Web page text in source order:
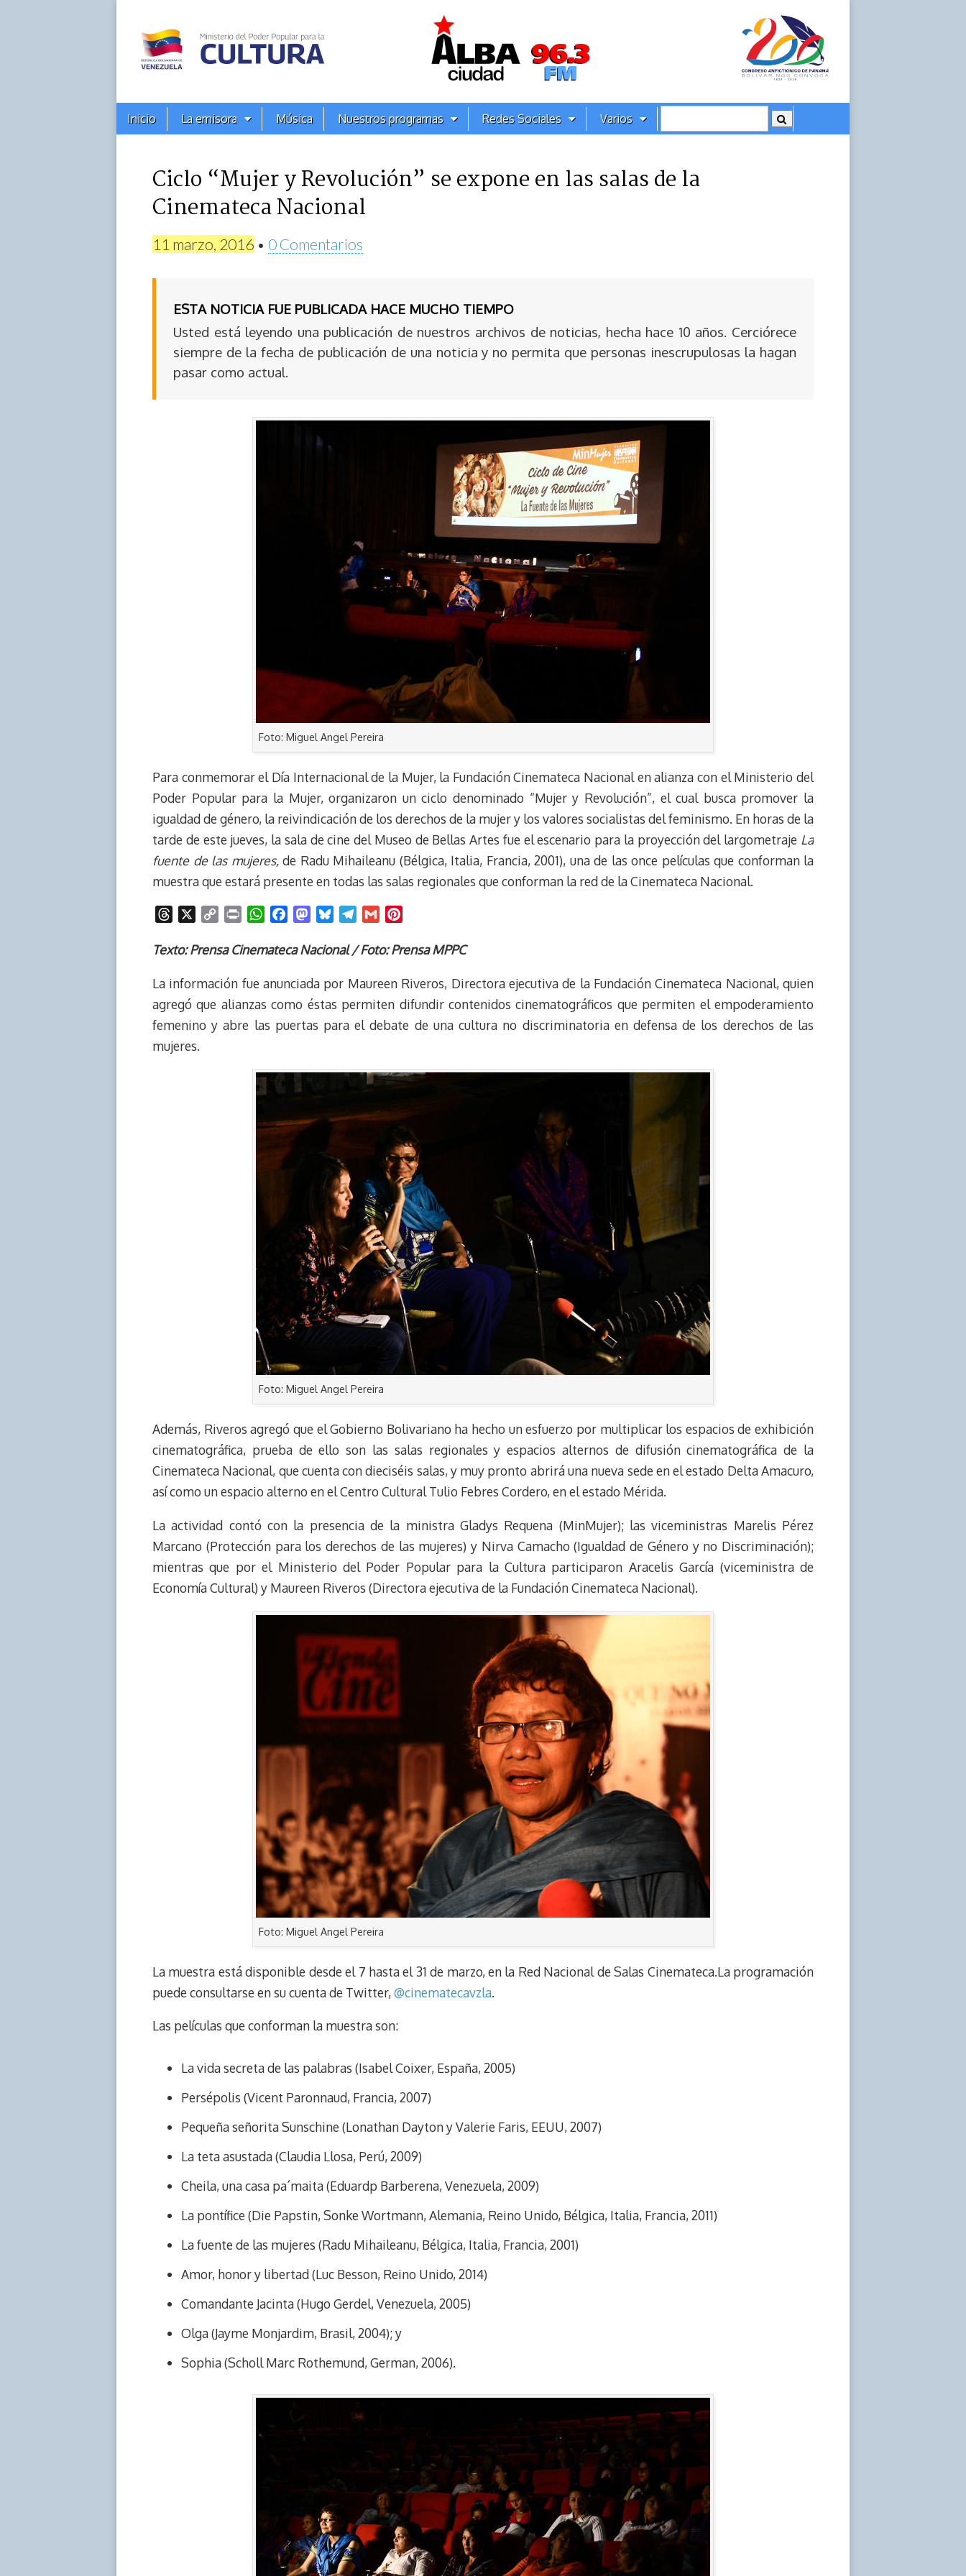
Alba
Ciudad
96.3
FM
Menú
principal
Inicio La emisora Música Nuestros programas Redes Sociales Varios
Ciclo “Mujer y Revolución” se expone en las salas de la
Cinemateca Nacional
11 marzo, 2016 • 0 Comentarios
ESTA NOTICIA FUE PUBLICADA HACE MUCHO TIEMPO
Usted está leyendo una publicación de nuestros archivos de noticias, hecha hace 10 años. Cerciórece
siempre de la fecha de publicación de una noticia y no permita que personas inescrupulosas la hagan
pasar como actual.
Foto: Miguel Angel Pereira
Para conmemorar el Día Internacional de la Mujer, la Fundación Cinemateca Nacional en alianza con el Ministerio del
Poder Popular para la Mujer, organizaron un ciclo denominado “Mujer y Revolución”, el cual busca promover la
igualdad de género, la reivindicación de los derechos de la mujer y los valores socialistas del feminismo. En horas de la
tarde de este jueves, la sala de cine del Museo de Bellas Artes fue el escenario para la proyección del largometraje La
fuente de las mujeres,de Radu Mihaileanu (Bélgica, Italia, Francia, 2001), una de las once películas que conforman la
muestra que estará presente en todas las salas regionales que conforman la red de la Cinemateca Nacional.
r
a
d
p
L
k
i
t
W
a
s
A
p
c
b
o
k
M
s
o
d
n
u
s
k
l
g
r
a
m
a
l
n
e
r
s
Texto: Prensa Cinemateca Nacional / Foto: Prensa MPPC
La información fue anunciada por Maureen Riveros, Directora ejecutiva de la Fundación Cinemateca Nacional, quien
agregó que alianzas como éstas permiten difundir contenidos cinematográficos que permiten el empoderamiento
femenino y abre las puertas para el debate de una cultura no discriminatoria en defensa de los derechos de las
mujeres.
Foto: Miguel Angel Pereira
Además, Riveros agregó que el Gobierno Bolivariano ha hecho un esfuerzo por multiplicar los espacios de exhibición
cinematográfica, prueba de ello son las salas regionales y espacios alternos de difusión cinematográfica de la
Cinemateca Nacional, que cuenta con dieciséis salas, y muy pronto abrirá una nueva sede en el estado Delta Amacuro,
así como un espacio alterno en el Centro Cultural Tulio Febres Cordero, en el estado Mérida.
La actividad contó con la presencia de la ministra Gladys Requena (MinMujer); las viceministras Marelis Pérez
Marcano (Protección para los derechos de las mujeres) y Nirva Camacho (Igualdad de Género y no Discriminación);
mientras que por el Ministerio del Poder Popular para la Cultura participaron Aracelis García (viceministra de
Economía Cultural) y Maureen Riveros (Directora ejecutiva de la Fundación Cinemateca Nacional).
Foto: Miguel Angel Pereira
La muestra está disponible desde el 7 hasta el 31 de marzo, en la Red Nacional de Salas Cinemateca.La programación
puede consultarse en su cuenta de Twitter,@cinematecavzla.
Las películas que conforman la muestra son:
La vida secreta de las palabras (Isabel Coixer, España, 2005)
Persépolis (Vicent Paronnaud, Francia, 2007)
Pequeña señorita Sunschine (Lonathan Dayton y Valerie Faris, EEUU, 2007)
La teta asustada (Claudia Llosa, Perú, 2009)
Cheila, una casa pa´maita (Eduardp Barberena, Venezuela, 2009)
La pontífice (Die Papstin, Sonke Wortmann, Alemania, Reino Unido, Bélgica, Italia, Francia, 2011)
La fuente de las mujeres (Radu Mihaileanu, Bélgica, Italia, Francia, 2001)
Amor, honor y libertad (Luc Besson, Reino Unido, 2014)
Comandante Jacinta (Hugo Gerdel, Venezuela, 2005)
Olga (Jayme Monjardim, Brasil, 2004); y
Sophia (Scholl Marc Rothemund, German, 2006).